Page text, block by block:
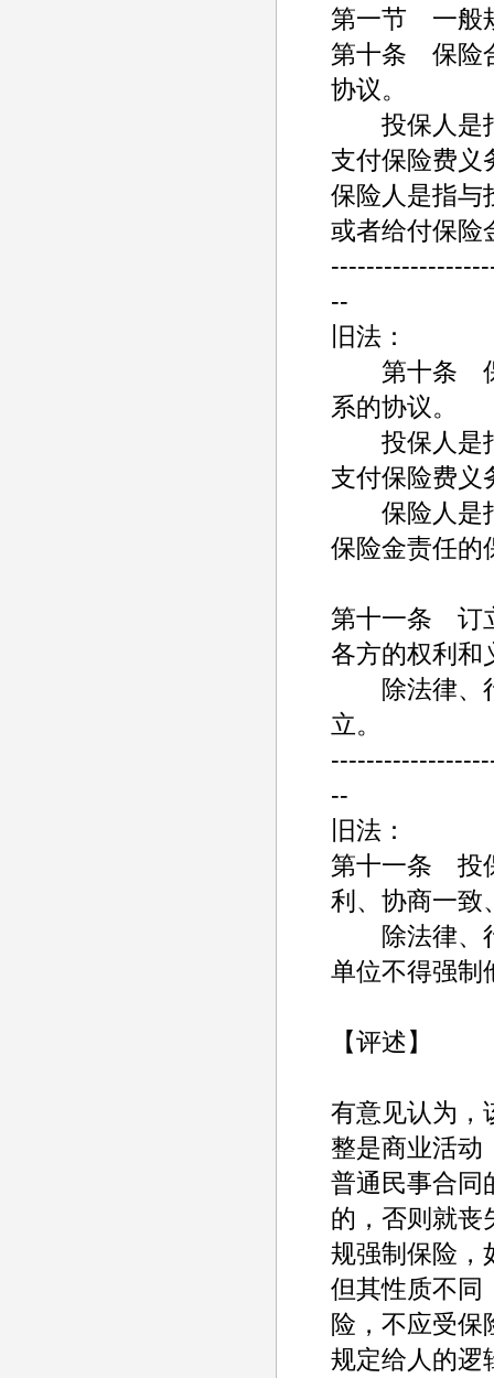
第一节 一般
第十条 保险
协议。
投保人是指
支付保险费义
保险人是指与
或者给付保险
--
旧法：
第十条 保
系的协议。
投保人是指
支付保险费义
保险人是指
保险金责任的
第十一条 订
各方的权利和
除法律、行
立。
--
旧法：
第十一条 投
利、协商一致
除法律、行
单位不得强制
【评述】
有意见认为，
整是商业活动
普通民事合同
的，否则就丧
规强制保险，
但其性质不同
险，不应受保
规定给人的逻